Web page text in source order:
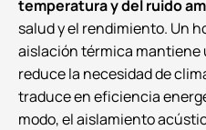
temperatura y del ruido
salud y el rendimiento. Un
aislación térmica mantiene
reduce la necesidad de
traduce en eficiencia
modo, el aislamiento